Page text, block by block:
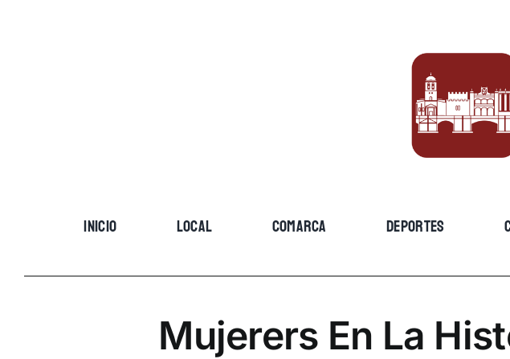
INICIO LOCAL COMARCA DEPORTES
Mujerers En La